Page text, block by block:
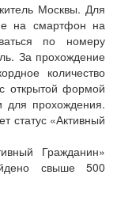
Москвы. Для
на смартфон на
по номеру
За прохождение
количество
открытой формой
для прохождения.
статус «Активный
Гражданин»
свыше 500